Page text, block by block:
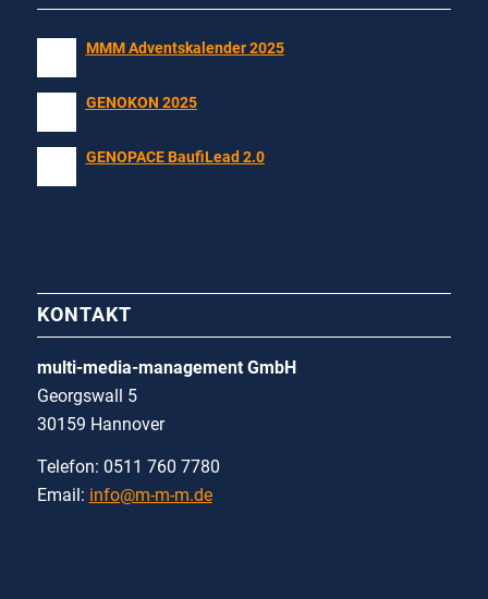
MMM Adventskalender 2025
GENOKON 2025
GENOPACE BaufiLead 2.0
KONTAKT
multi-media-management GmbH
Georgswall 5
30159 Hannover
Telefon: 0511 760 7780
Email: info@m-m-m.de